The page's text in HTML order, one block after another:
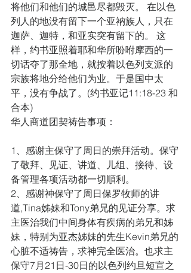
将他们和他们的城邑尽都毁灭。 在以色
列人的地没有留下一个亚衲族人，只在
迦萨、迦特，和亚实突有留下的。 这
样，约书亚照着耶和华所吩咐摩西的一
切话夺了那全地，就按着以色列支派的
宗族将地分给他们为业。于是国中太
平，没有争战了。(约书亚记11:18-23 和
合本)
华人商道团契祷告事项：
1、感谢主保守了周日的崇拜活动。保守
了敬拜、见证、讲道、儿组、接待、设
备管理各项活动都一切順利。
2、感谢神保守了周日保罗牧师的讲
道,Tina姊妹和Tony弟兄的见证分享。求
主医治我们中间身体有疾病的弟兄和姊
妹，特别为亚杰姊妹的先生Kevin弟兄的
心脏不适祷告，求神完全医治。也求主
保守7月21日-30日的以色列约旦短宣之